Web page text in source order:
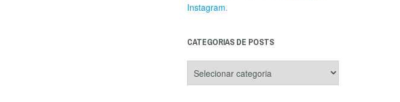
Instagram.
CATEGORIAS DE POSTS
de